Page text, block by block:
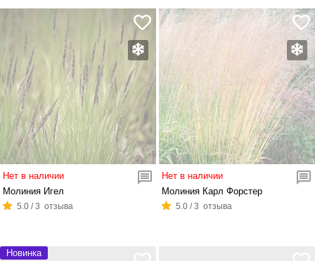
Нет в наличии
Молиния Игел
5.0 / 3 отзыва
Нет в наличии
Молиния Карл Форстер
5.0 / 3 отзыва
Новинка